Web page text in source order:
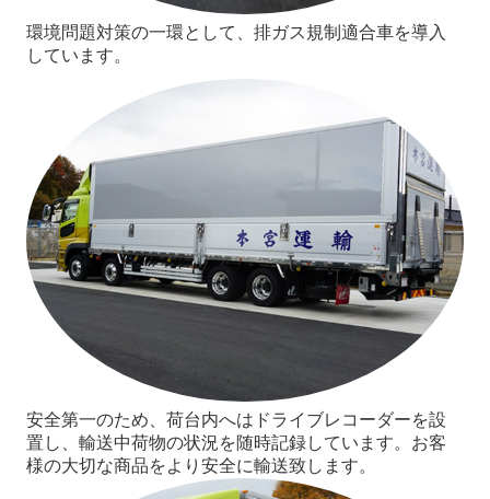
環境問題対策の一環として、排ガス規制適合車を導入
しています。
安全第一のため、荷台内へはドライブレコーダーを設
置し、輸送中荷物の状況を随時記録しています。お客
様の大切な商品をより安全に輸送致します。